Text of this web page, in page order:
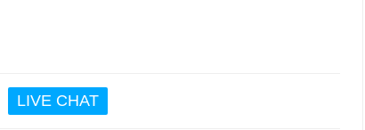
LIVE CHAT